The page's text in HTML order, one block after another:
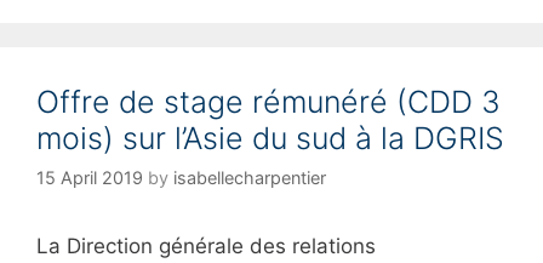
o
i
e
Offre de stage rémunéré (CDD 3
mois) sur l’Asie du sud à la DGRIS
15 April 2019 by isabellecharpentier
La Direction générale des relations